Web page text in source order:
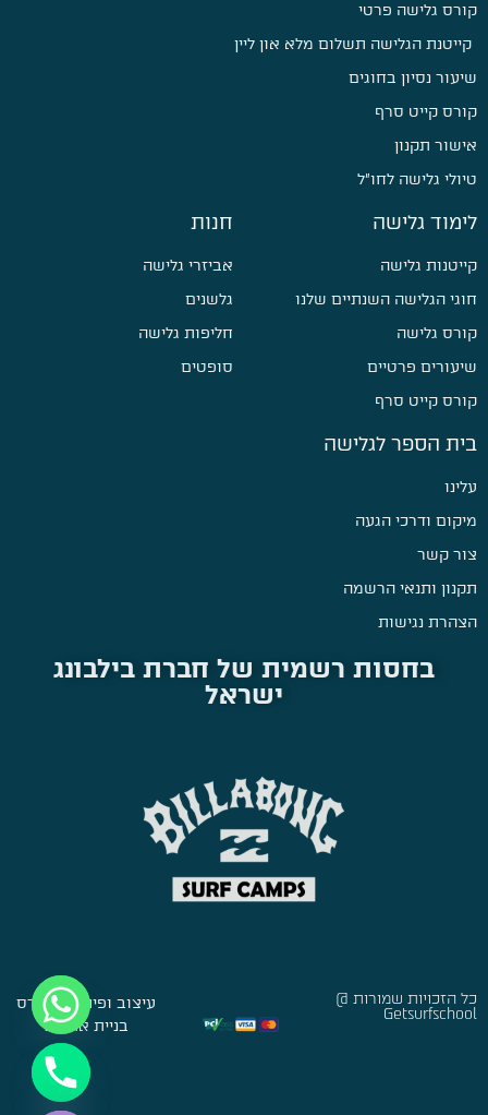
קורס גלישה פרטי
קייטנת הגלישה תשלום מלא און ליין
שיעור נסיון בחוגים
קורס קייט סרף
אישור תקנון
טיולי גלישה לחו״ל
לימוד גלישה
קייטנות גלישה
חוגי הגלישה השנתיים שלנו
קורס גלישה
שיעורים פרטיים
קורס קייט סרף
חנות
אביזרי גלישה
גלשנים
חליפות גלישה
סופטים
בית הספר לגלישה
עלינו
מיקום ודרכי הגעה
צור קשר
תקנון ותנאי הרשמה
הצהרת נגישות
בחסות רשמית של חברת בילבונג
ישראל
כל הזכויות שמורות @
Getsurfschool
עיצוב ופיתוח:סברס
בניית אתרים
Hide chaty